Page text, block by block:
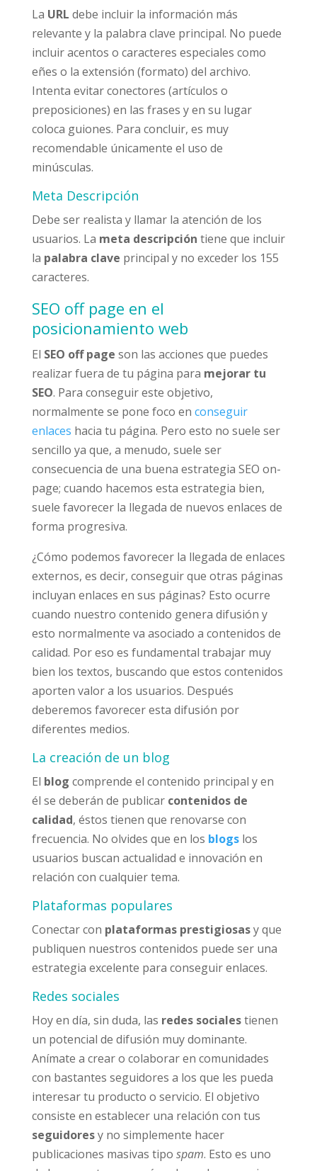
La URL debe incluir la información más
relevante y la palabra clave principal. No puede
incluir acentos o caracteres especiales como
eñes o la extensión (formato) del archivo.
Intenta evitar conectores (artículos o
preposiciones) en las frases y en su lugar
coloca guiones. Para concluir, es muy
recomendable únicamente el uso de
minúsculas.
Meta Descripción
Debe ser realista y llamar la atención de los
usuarios. La meta descripción tiene que incluir
la palabra clave principal y no exceder los 155
caracteres.
SEO off page en el
posicionamiento web
El SEO off page son las acciones que puedes
realizar fuera de tu página para mejorar tu
SEO. Para conseguir este objetivo,
normalmente se pone foco en conseguir
enlaces hacia tu página. Pero esto no suele ser
sencillo ya que, a menudo, suele ser
consecuencia de una buena estrategia SEO on-
page; cuando hacemos esta estrategia bien,
suele favorecer la llegada de nuevos enlaces de
forma progresiva.
¿Cómo podemos favorecer la llegada de enlaces
externos, es decir, conseguir que otras páginas
incluyan enlaces en sus páginas? Esto ocurre
cuando nuestro contenido genera difusión y
esto normalmente va asociado a contenidos de
calidad. Por eso es fundamental trabajar muy
bien los textos, buscando que estos contenidos
aporten valor a los usuarios. Después
deberemos favorecer esta difusión por
diferentes medios.
La creación de un blog
El blog comprende el contenido principal y en
él se deberán de publicar contenidos de
calidad, éstos tienen que renovarse con
frecuencia. No olvides que en los blogslos
usuarios buscan actualidad e innovación en
relación con cualquier tema.
Plataformas populares
Conectar con plataformas prestigiosasy que
publiquen nuestros contenidos puede ser una
estrategia excelente para conseguir enlaces.
Redes sociales
Hoy en día, sin duda, las redes socialestienen
un potencial de difusión muy dominante.
Anímate a crear o colaborar en comunidades
con bastantes seguidores a los que les pueda
interesar tu producto o servicio. El objetivo
consiste en establecer una relación con tus
seguidoresy no simplemente hacer
publicaciones masivas tipo spam. Esto es uno